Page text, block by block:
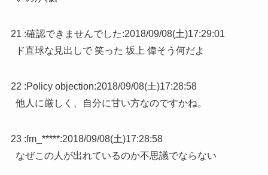
21 :確認できませんでした:2018/09/08(土)17:29:01
ド直球な見出しで 笑った 坂上 偉そう何だよ
22 :Policy objection:2018/09/08(土)17:28:58
他人に厳しく、自分に甘い方なのですかね。
23 :fm_*****:2018/09/08(土)17:28:58
なぜこの人が出れているのか不思議でならない